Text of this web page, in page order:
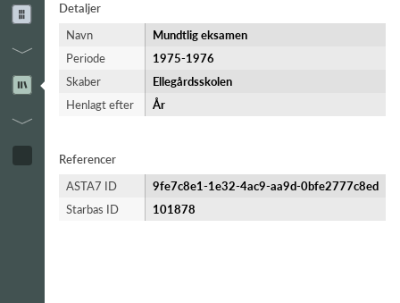
Detaljer
Navn
Mundtlig eksamen
Periode
1975-​1976
Skaber
Ellegårdsskolen
Henlagt efter
År
Referencer
ASTA7 ID
9fe7c8e1-1e32-4ac9-aa9d-0bfe2777c8ed
Starbas ID
101878